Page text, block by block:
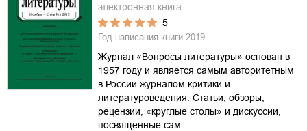
электронная книга
5
Год написания книги 2019
Журнал «Вопросы литературы» основан в
1957 году и является самым авторитетным
в России журналом критики и
литературоведения. Статьи, обзоры,
рецензии, «круглые столы» и дискуссии,
посвященные сам…